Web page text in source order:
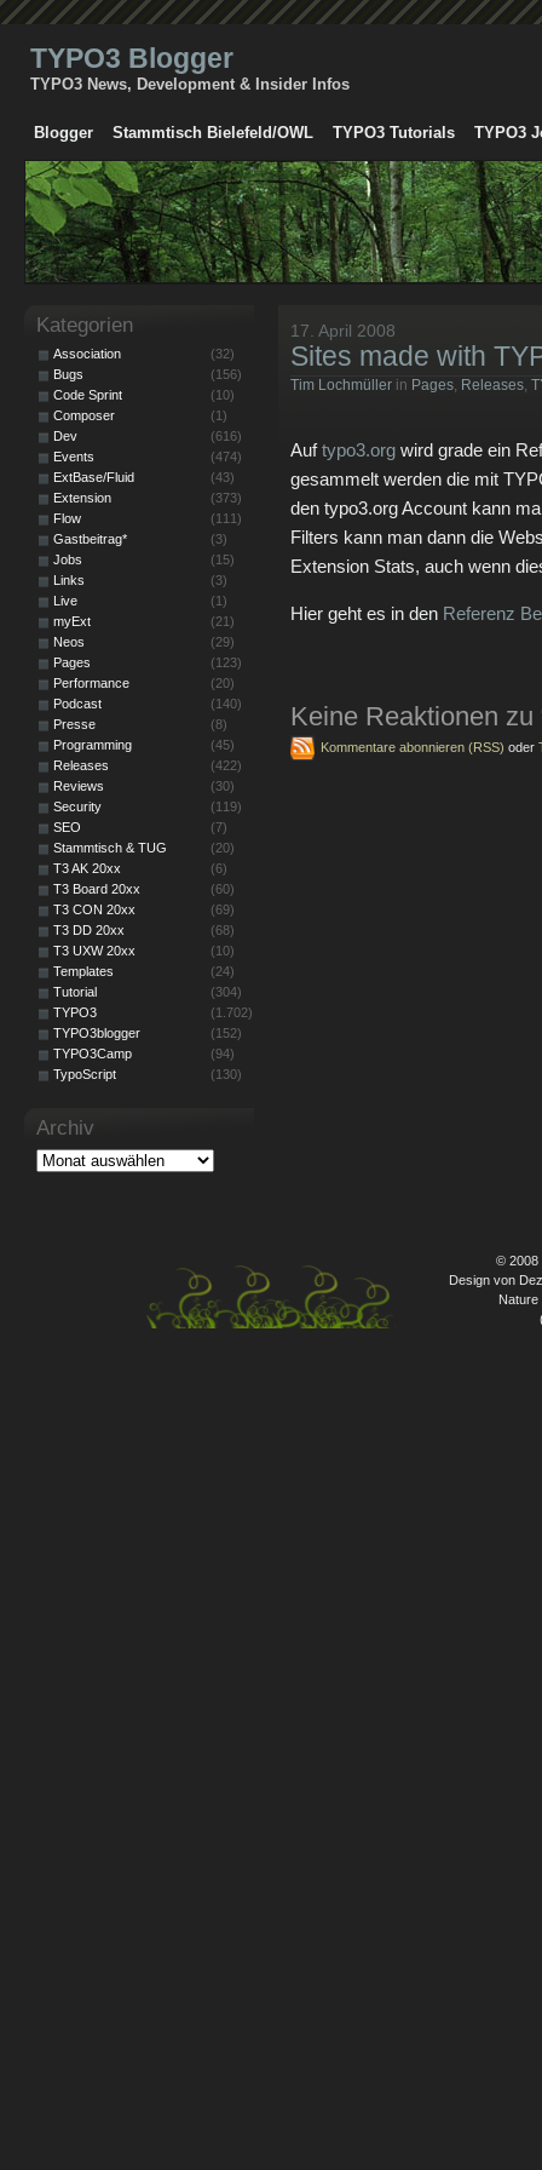
TYPO3 Blogger
TYPO3 News, Development & Insider Infos
Blogger Stammtisch Bielefeld/OWL TYPO3 Tutorials TYPO3
17. April 2008
Sites made with
Tim Lochmüller in Pages, Releases,
Auftypo3.org wird grade ein
gesammelt werden die mit
den typo3.org Account kann
Filters kann man dann die
Extension Stats, auch wenn
Hier geht es in den Referenz
Keine Reaktionen zu
Kommentare abonnieren (RSS) oder
Kategorien
Association
(32)
Bugs
(156)
Code Sprint
(10)
Composer
(1)
Dev
(616)
Events
(474)
ExtBase/Fluid
(43)
Extension
(373)
Flow
(111)
Gastbeitrag*
(3)
Jobs
(15)
Links
(3)
Live
(1)
myExt
(21)
Neos
(29)
Pages
(123)
Performance
(20)
Podcast
(140)
Presse
(8)
Programming
(45)
Releases
(422)
Reviews
(30)
Security
(119)
SEO
(7)
Stammtisch & TUG
(20)
T3 AK 20xx
(6)
T3 Board 20xx
(60)
T3 CON 20xx
(69)
T3 DD 20xx
(68)
T3 UXW 20xx
(10)
Templates
(24)
Tutorial
(304)
TYPO3
(1.702)
TYPO3blogger
(152)
TYPO3Camp
(94)
TypoScript
(130)
Archiv
© 2008
Design von
Nature